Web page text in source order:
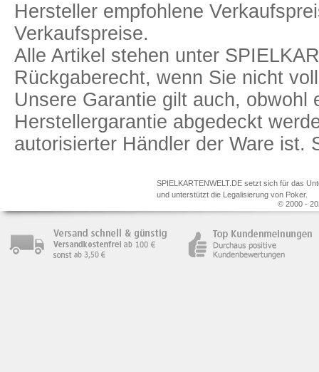
Hersteller empfohlene
Verkaufspreise.
Alle Artikel stehen unter
Rückgaberecht, wenn Sie nicht
Unsere Garantie gilt auch, obwohl
Herstellergarantie abgedeckt
autorisierter Händler der Ware ist.
SPIELKARTENWELT.DE setzt sich für das
und unterstützt die Legalisierung von Poker.
© 2000 -